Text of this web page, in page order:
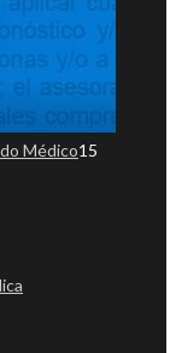
Médico15